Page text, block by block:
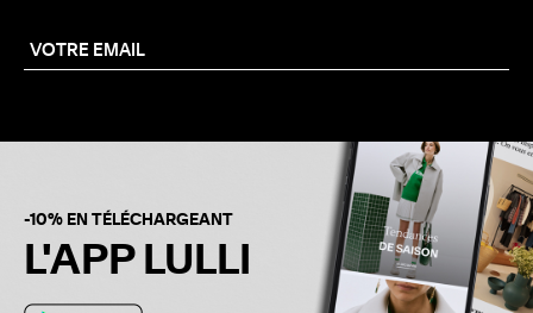
-10% EN TÉLÉCHARGEANT
L'APP LULLI